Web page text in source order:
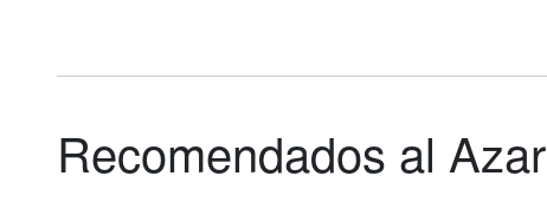
Recomendados al Azar